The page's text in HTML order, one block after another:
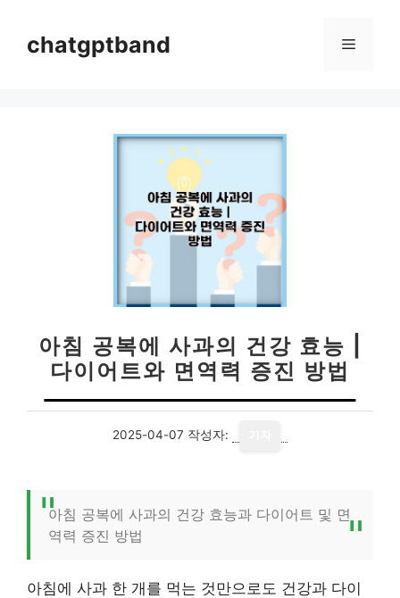
chatgptband 메
아침 공복에 사과의 건강 효능 |
다이어트와 면역력 증진 방법
2025-04-07 작성자:
아침 공복에 사과의 건강 효능과 다이어트 및 면
역력 증진 방법
아침에 사과 한 개를 먹는 것만으로도 건강과 다이